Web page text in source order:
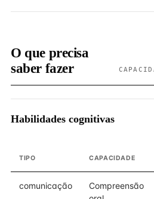
O que precisa
saber fazer
Habilidades cognitivas
TIPO CAPACIDADE
comunicação
Compreensão